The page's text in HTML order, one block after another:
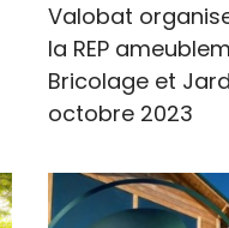
Valobat
la REP
Bricolage et
octobre 2023